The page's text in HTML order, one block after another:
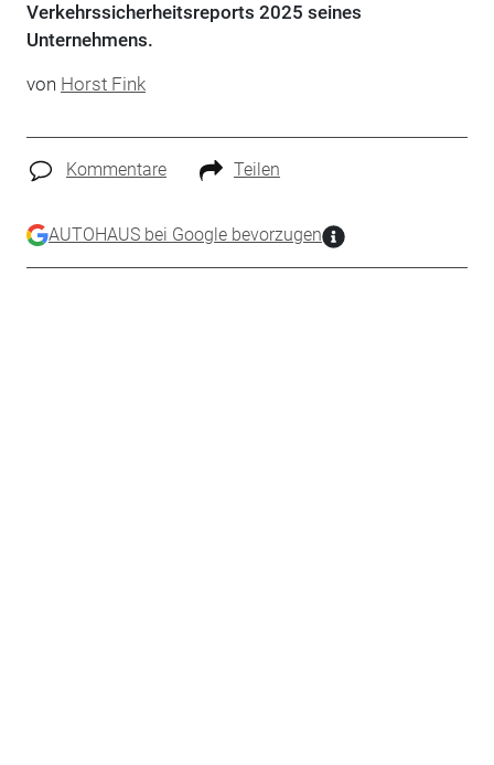
Verkehrssicherheitsreports 2025 seines
Unternehmens.
von Horst Fink
Kommentare Teilen
AUTOHAUS bei Google bevorzugen